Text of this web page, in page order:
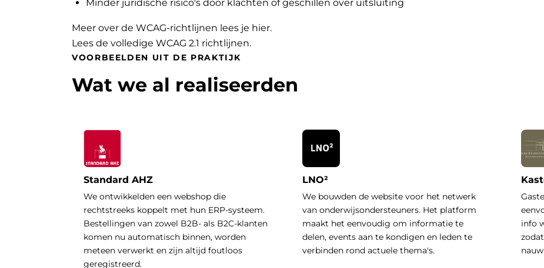
Minder juridische risico's door klachten of geschillen over uitsluiting
Meer over de WCAG-richtlijnen lees je hier.
Lees de volledige WCAG 2.1 richtlijnen.
VOORBEELDEN UIT DE PRAKTIJK
Wat we al realiseerden
Standard AHZ
We ontwikkelden een webshop die
rechtstreeks koppelt met hun ERP-systeem.
Bestellingen van zowel B2B- als B2C-klanten
komen nu automatisch binnen, worden
meteen verwerkt en zijn altijd foutloos
geregistreerd.
LNO²
We bouwden de website voor het netwerk
van onderwijsondersteuners. Het platform
maakt het eenvoudig om informatie te
delen, events aan te kondigen en leden te
verbinden rond actuele thema's.
info